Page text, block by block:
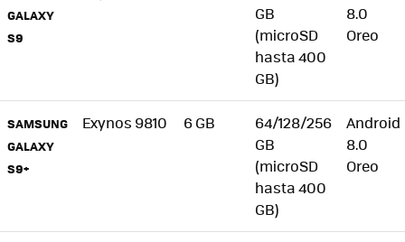
GALAXY
S9
GB
(microSD
hasta 400
GB)
8.0
Oreo
SAMSUNG
GALAXY
S9+
Exynos 9810 6 GB
64/128/256
GB
(microSD
hasta 400
GB)
Android
8.0
Oreo